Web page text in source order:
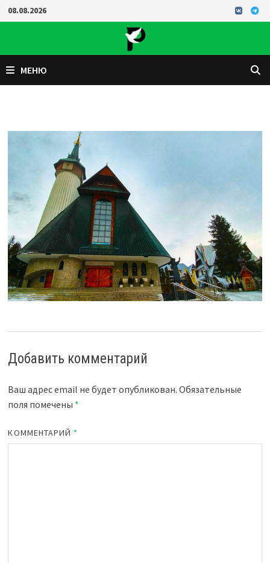
Перейти
к
08.08.2026
МЕНЮ
Добавить комментарий
Ваш адрес email не будет опубликован. Обязательные
поля помечены *
КОММЕНТАРИЙ *